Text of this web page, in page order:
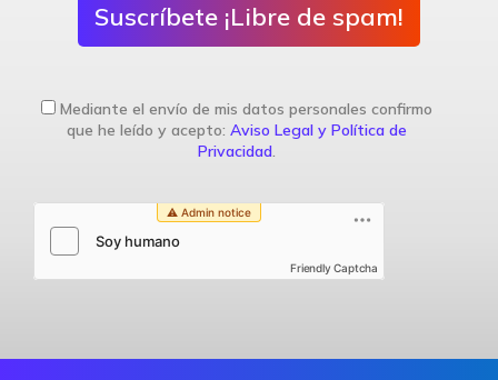
Suscríbete ¡Libre de spam!
Mediante el envío de mis datos personales confirmo
que he leído y acepto: Aviso Legal y Política de
Privacidad.
Friendly Captcha